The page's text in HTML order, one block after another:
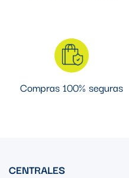
Compras 100% seguras
CENTRALES